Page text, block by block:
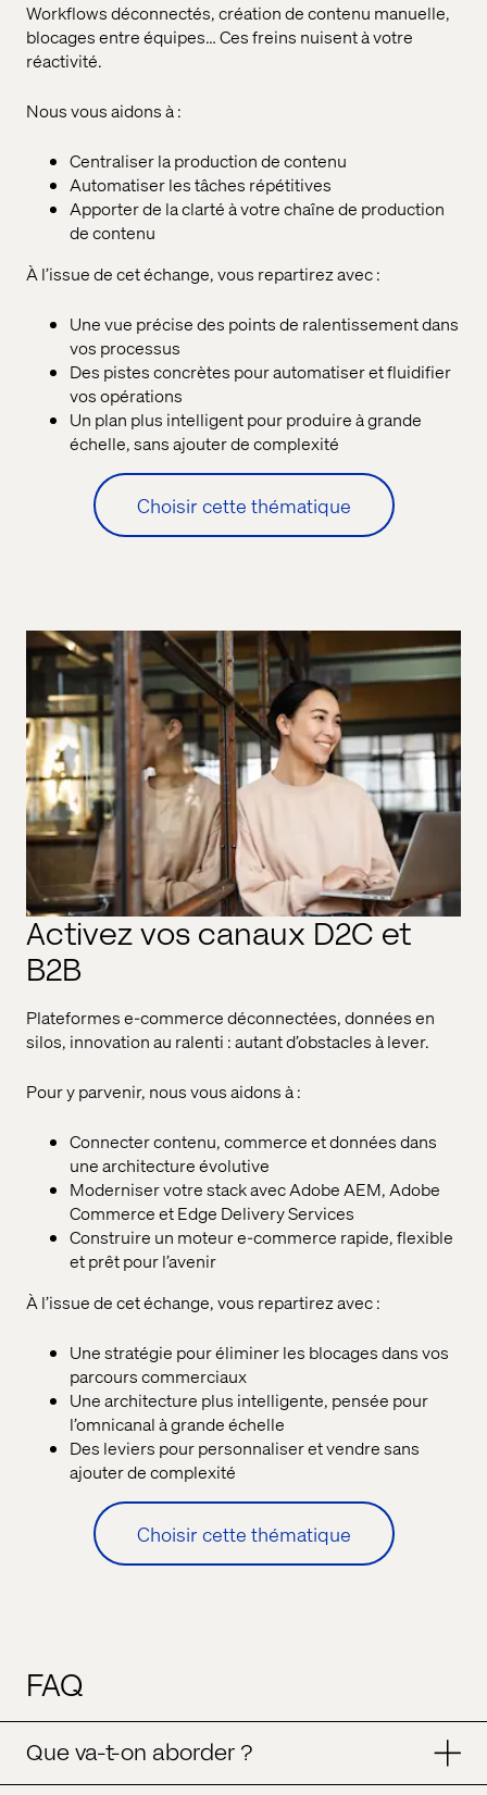
Workflows déconnectés, création de contenu manuelle,
blocages entre équipes… Ces freins nuisent à votre
réactivité.
Nous vous aidons à :
Centraliser la production de contenu
Automatiser les tâches répétitives
Apporter de la clarté à votre chaîne de production
de contenu
À l’issue de cet échange, vous repartirez avec :
Une vue précise des points de ralentissement dans
vos processus
Des pistes concrètes pour automatiser et fluidifier
vos opérations
Un plan plus intelligent pour produire à grande
échelle, sans ajouter de complexité
Choisir cette thématique
Activez vos canaux D2C et
B2B
Plateformes e-commerce déconnectées, données en
silos, innovation au ralenti : autant d’obstacles à lever.
Pour y parvenir, nous vous aidons à :
Connecter contenu, commerce et données dans
une architecture évolutive
Moderniser votre stack avec Adobe AEM, Adobe
Commerce et Edge Delivery Services
Construire un moteur e-commerce rapide, flexible
et prêt pour l’avenir
À l’issue de cet échange, vous repartirez avec :
Une stratégie pour éliminer les blocages dans vos
parcours commerciaux
Une architecture plus intelligente, pensée pour
l’omnicanal à grande échelle
Des leviers pour personnaliser et vendre sans
ajouter de complexité
Choisir cette thématique
FAQ
Que va-t-on aborder ?